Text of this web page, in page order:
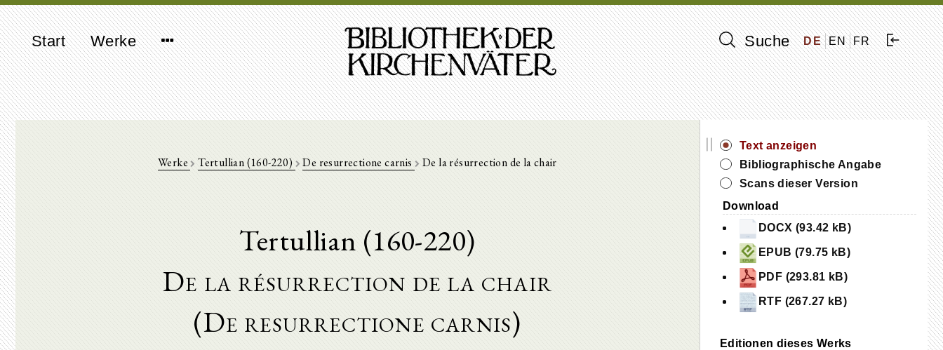
Start Werke Suche DE EN FR
Werke Tertullian (160-220) De resurrectione carnis De la résurrection de la chair
Tertullian (160-220)
De la résurrection de la chair
(De resurrectione carnis)
||
Text anzeigen
Bibliographische Angabe
Scans dieser Version
Download
DOCX (93.42 kB)
EPUB (79.75 kB)
PDF (293.81 kB)
RTF (267.27 kB)
Editionen dieses Werks